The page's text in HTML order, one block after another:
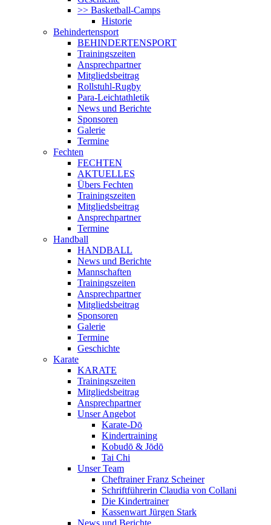
>> Basketball-Camps
Historie
Behindertensport
BEHINDERTENSPORT
Trainingszeiten
Ansprechpartner
Mitgliedsbeitrag
Rollstuhl-Rugby
Para-Leichtathletik
News und Berichte
Sponsoren
Galerie
Termine
Fechten
FECHTEN
AKTUELLES
Übers Fechten
Trainingszeiten
Mitgliedsbeitrag
Ansprechpartner
Termine
Handball
HANDBALL
News und Berichte
Mannschaften
Trainingszeiten
Ansprechpartner
Mitgliedsbeitrag
Sponsoren
Galerie
Termine
Geschichte
Karate
KARATE
Trainingszeiten
Mitgliedsbeitrag
Ansprechpartner
Unser Angebot
Karate-Dō
Kindertraining
Kobudō & Jōdō
Tai Chi
Unser Team
Cheftrainer Franz Scheiner
Schriftführerin Claudia von Collani
Die Kindertrainer
Kassenwart Jürgen Stark
News und Berichte